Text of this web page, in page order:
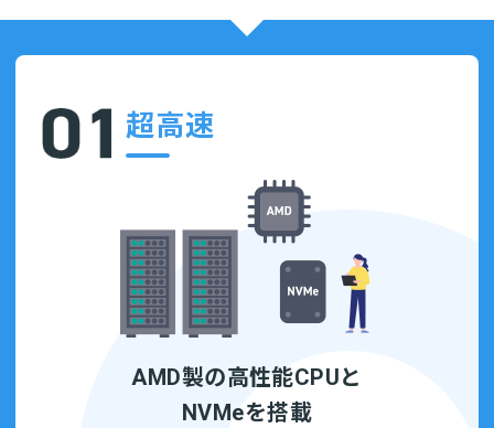
超高速
AMD製の高性能CPUと
NVMeを搭載